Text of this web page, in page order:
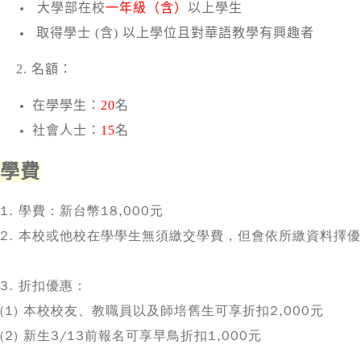
大學部在校一年級（含） 以上學生
取得學士 (含) 以上學位且對華語教學有興趣者
2. 名額：
在學學生： 20名
社會人士： 15名
學費
1. 學費：新台幣18,000元
2. 本校或他校在學學生無須繳交學費，但會依所繳資料擇
3. 折扣優惠：
(1) 本校校友、教職員以及師培舊生可享折扣2,000元
(2) 新生3/13前報名可享早鳥折扣1,000元